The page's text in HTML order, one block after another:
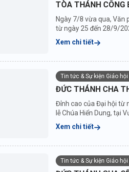
TÒA THÁNH CÔNG
Ngày 7/8 vừa qua, Văn
từ ngày 25 đến 28/9/
Xem chi tiết
Tin tức & Sự kiện Giáo
ĐỨC THÁNH CHA
Đỉnh cao của Đại hội từ
lễ Chúa Hiển Dung, tại
Xem chi tiết
Tin tức & Sự kiện Giáo